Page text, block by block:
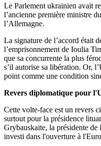
Le Parlement ukrainien avait
l’ancienne première ministre
l’Allemagne.
La signature de l’accord était
l’emprisonnement de Ioulia
que sa concurrente la plus
s’il autorise sa libération. Or,
point comme une condition
Revers diplomatique pour
Cette volte-face est un revers
surtout pour la présidence
Grybauskaite, la présidente
investi dans l'ouverture à